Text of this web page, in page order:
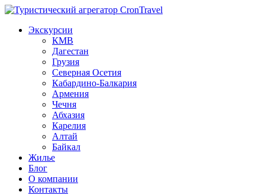
Экскурсии
КМВ
Дагестан
Грузия
Северная Осетия
Кабардино-Балкария
Армения
Чечня
Абхазия
Карелия
Алтай
Байкал
Жилье
Блог
О компании
Контакты